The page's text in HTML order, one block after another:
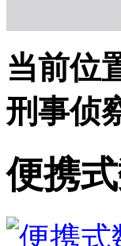
当前位
刑事侦
便携